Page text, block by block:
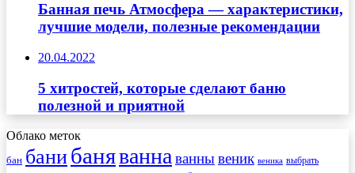
Банная печь Атмосфера — характеристики,
лучшие модели, полезные рекомендации
20.04.2022
5 хитростей, которые сделают баню
полезной и приятной
Облако меток
бан банибаняваннаваннывеник веника выбрать